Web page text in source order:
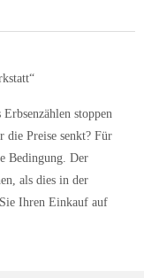
stoppen
Preise senkt? Für
Bedingung. Der
als dies in der
Ihren Einkauf auf